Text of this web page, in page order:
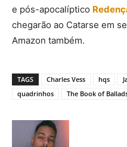
e pós-apocalíptico
chegarão ao Catarse em
Amazon também.
TAGS Charles Vess hqs
quadrinhos
The Book of